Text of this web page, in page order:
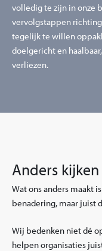
volledig te zijn in onze
vervolgstappen
tegelijk te willen
doelgericht en
verliezen.
Anders
Wat ons anders maakt
benadering, maar juist
Wij bedenken niet dé
helpen organisaties